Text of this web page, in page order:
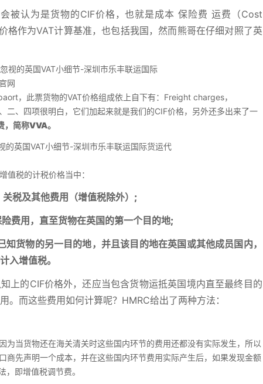
被认为是货物的CIF价格，也就是成本 保险费 运费（Cost
作为VAT计算基准，也包括我国，然而熊哥在仔细对照了英
，此票货物的VAT价格组成依上自下有：Freight charges，
、四项很明白，它们加起来就是我们的CIF价格，另外还多出来了一
，简称VVA。
值税的计税价格当中：
税及其他费用（增值税除外）;
费用，直至货物在英国的第一个目的地;
货物的另一目的地，并且该目的地在英国或其他成员国内，
入增值税。
上的CIF价格外，还应当包含货物运抵英国境内直至最终目的
而这些费用如何计算呢？HMRC给出了两种方法：
为当货物还在海关清关时这些国内环节的费用还都没有实际发生，所以
商先声明一个成本，并在这些国内环节费用实际产生后，如果发现金额
即增值税调节费。